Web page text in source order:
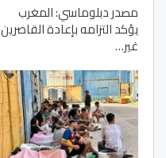
مصدر دبلوماسي: المغرب
يؤكد التزامه بإعادة القاصرين
غير…